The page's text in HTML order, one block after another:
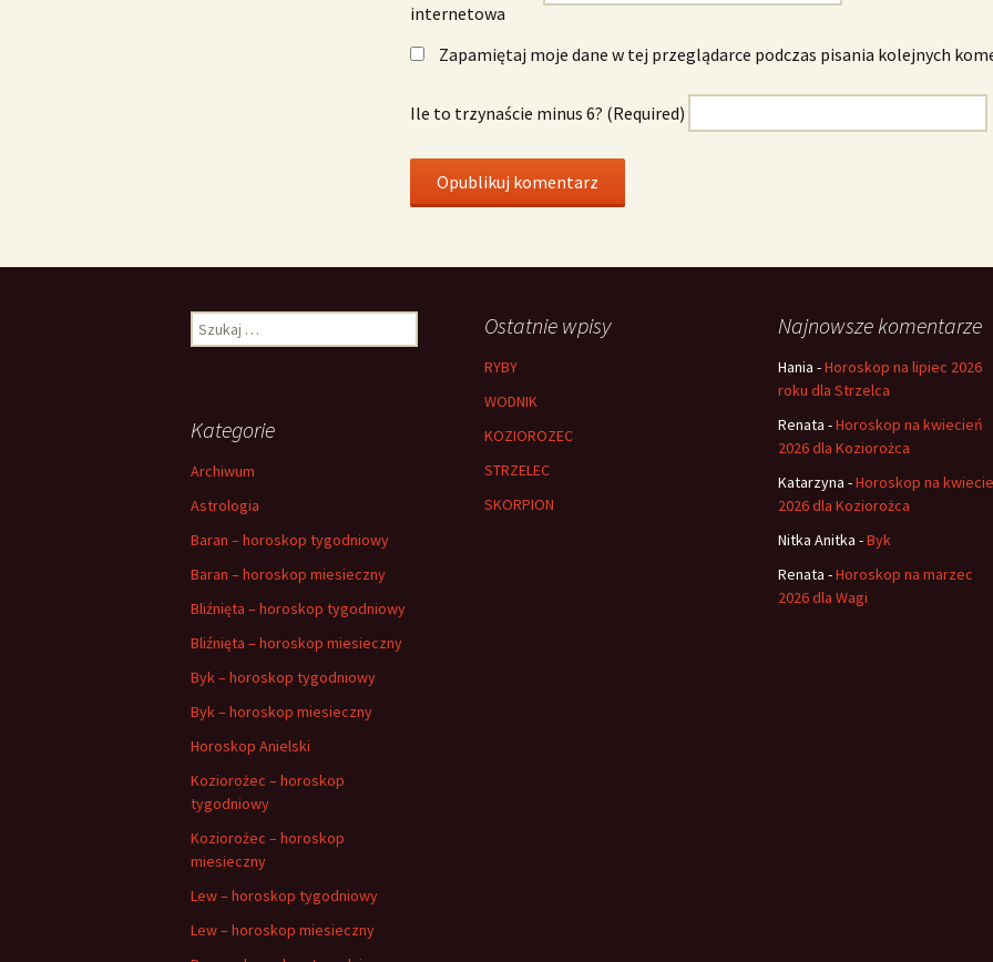
internetowa
Zapamiętaj moje dane w tej przeglądarce podczas pisania kolejnych
Ile to trzynaście minus 6? (Required)
Szukaj: Ostatnie wpisy
RYBY
WODNIK
KOZIOROZEC
STRZELEC
SKORPION
Najnowsze komentarze
Hania -Horoskop na lipiec 2026
roku dla Strzelca
Renata -Horoskop na kwiecień
2026 dla Koziorożca
Katarzyna -Horoskop na
2026 dla Koziorożca
Nitka Anitka -Byk
Renata -Horoskop na marzec
2026 dla Wagi
Kategorie
Archiwum
Astrologia
Baran – horoskop tygodniowy
Baran – horoskop miesieczny
Bliźnięta – horoskop tygodniowy
Bliźnięta – horoskop miesieczny
Byk – horoskop tygodniowy
Byk – horoskop miesieczny
Horoskop Anielski
Koziorożec – horoskop
tygodniowy
Koziorożec – horoskop
miesieczny
Lew – horoskop tygodniowy
Lew – horoskop miesieczny